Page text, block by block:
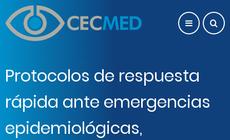
Pasar al contenido principal
Protocolos de respuesta
rápida ante emergencias
epidemiológicas,